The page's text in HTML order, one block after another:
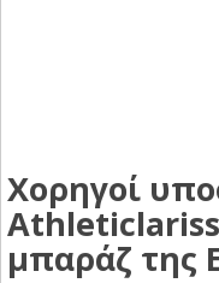
Χορηγοί
μπαράζ της